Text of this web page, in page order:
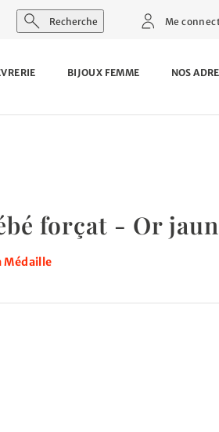
Recherche Me
BIJOUX FEMME NOS
forçat - Or
Médaille